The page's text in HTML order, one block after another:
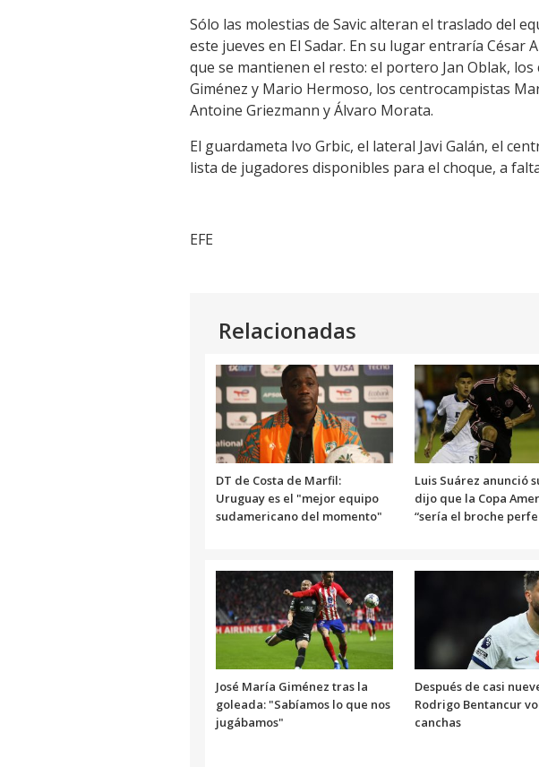
LinkSólo las molestias de Savic alteran el traslado del
este jueves en El Sadar. En su lugar entraría
que se mantienen el resto: el portero Jan Oblak,
Giménez y Mario Hermoso, los centrocampistas
Antoine Griezmann y Álvaro Morata.
El guardameta Ivo Grbic, el lateral Javi Galán, el
lista de jugadores disponibles para el choque, a
EFE
Relacionadas
DT de Costa de Marfil:
Uruguay es el "mejor equipo
sudamericano del momento"
Luis Suárez anunció
dijo que la Copa
“sería el broche
José María Giménez tras la
goleada: "Sabíamos lo que nos
jugábamos"
Después de casi
Rodrigo Bentancur
canchas